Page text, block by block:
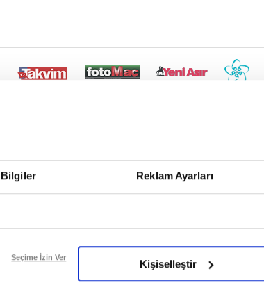
Bilgiler Reklam Ayarları
Seçime İzin Ver
Kişiselleştir